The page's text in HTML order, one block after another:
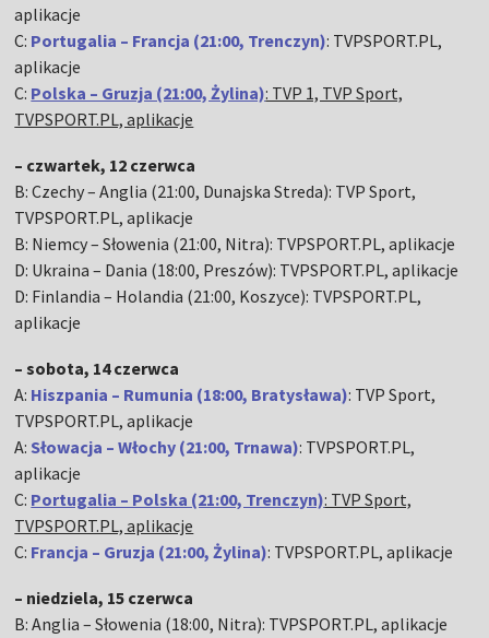
aplikacje
C: Portugalia – Francja (21:00, Trenczyn): TVPSPORT.PL,
aplikacje
C: Polska – Gruzja (21:00, Żylina): TVP 1, TVP Sport,
TVPSPORT.PL, aplikacje
– czwartek, 12 czerwca
B: Czechy – Anglia (21:00, Dunajska Streda): TVP Sport,
TVPSPORT.PL, aplikacje
B: Niemcy – Słowenia (21:00, Nitra): TVPSPORT.PL, aplikacje
D: Ukraina – Dania (18:00, Preszów): TVPSPORT.PL, aplikacje
D: Finlandia – Holandia (21:00, Koszyce): TVPSPORT.PL,
aplikacje
– sobota, 14 czerwca
A: Hiszpania – Rumunia (18:00, Bratysława): TVP Sport,
TVPSPORT.PL, aplikacje
A: Słowacja – Włochy (21:00, Trnawa): TVPSPORT.PL,
aplikacje
C: Portugalia – Polska (21:00, Trenczyn): TVP Sport,
TVPSPORT.PL, aplikacje
C: Francja – Gruzja (21:00, Żylina): TVPSPORT.PL, aplikacje
– niedziela, 15 czerwca
B: Anglia – Słowenia (18:00, Nitra): TVPSPORT.PL, aplikacje